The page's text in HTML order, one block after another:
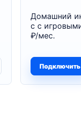
Домашний
с с
₽/мес.
Подключить